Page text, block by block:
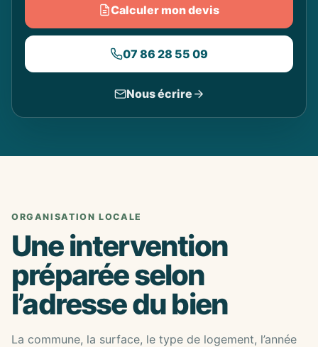
Calculer mon devis
07 86 28 55 09
Nous écrire
ORGANISATION LOCALE
Une intervention
préparée selon
l’adresse du bien
La commune, la surface, le type de logement, l’année